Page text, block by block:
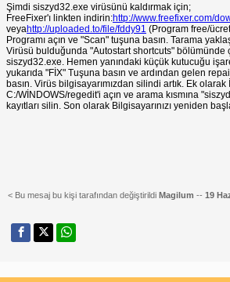
Şimdi siszyd32.exe virüsünü kaldırmak için;
FreeFixer'ı linkten indirin:http://www.freefixer.com/
veyahttp://uploaded.to/file/fddy91 (Program free/
Programı açın ve "Scan" tuşuna basın. Tarama
Virüsü bulduğunda "Autostart shortcuts" bölümünde
siszyd32.exe. Hemen yanındaki küçük kutucuğu
yukarıda "FİX" Tuşuna basın ve ardından gelen
basın. Virüs bilgisayarımızdan silindi artık. Ek
C:/WİNDOWS/regedit'i açın ve arama kısmına
kayıtları silin. Son olarak Bilgisayarınızı yeniden
< Bu mesaj bu kişi tarafından değiştirildi Magilum -- 19